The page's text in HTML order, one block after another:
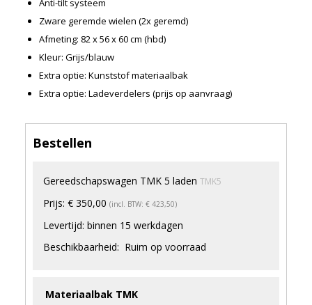
Algemene voorwaarden
Privacyverklaring
Anti-tilt systeem
Zware geremde wielen (2x geremd)
Afmeting: 82 x 56 x 60 cm (hbd)
Kleur: Grijs/blauw
Extra optie: Kunststof materiaalbak
Extra optie: Ladeverdelers (prijs op aanvraag)
Bestellen
Gereedschapswagen TMK 5 laden TMK5
Prijs: € 350,00 (incl. BTW: € 423,50)
Levertijd: binnen 15 werkdagen
Beschikbaarheid: Ruim op voorraad
Materiaalbak TMK